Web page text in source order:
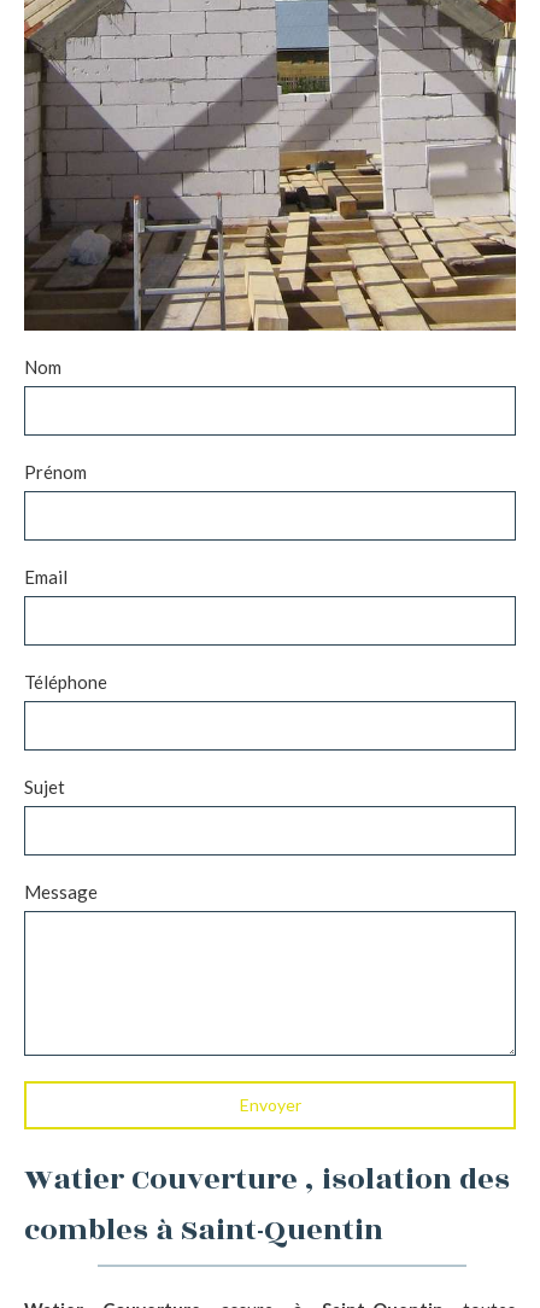
Nom
Prénom
Email
Téléphone
Sujet
Message
Envoyer
Watier Couverture , isolation des
combles à Saint-Quentin